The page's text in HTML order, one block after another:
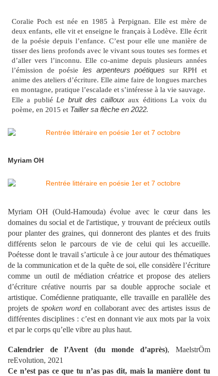
Coralie Poch est née en 1985 à Perpignan. Elle est mère de
deux enfants, elle vit et enseigne le français à Lodève. Elle écrit
de la poésie depuis l’enfance. C’est pour elle une manière de
tisser des liens profonds avec le vivant sous toutes ses formes et
d’aller vers l’inconnu. Elle co-anime depuis plusieurs années
l’émission de poésie les arpenteurs poétiquessur RPH et
anime des ateliers d’écriture. Elle aime faire de longues marches
en montagne, pratique l’escalade et s’intéresse à la vie sauvage.
Elle a publiéLe bruit des caillouxaux éditions La voix du
poème, en 2015 et Tailler sa flèche en 2022.
Myriam OH
Myriam OH (Ould-Hamouda) évolue avec le cœur dans les
domaines du social et de l'artistique, y trouvant de précieux outils
pour planter des graines, qui donneront des plantes et des fruits
différents selon le parcours de vie de celui qui les accueille.
Poétesse dont le travail s’articule à ce jour autour des thématiques
de la communication et de la quête de soi, elle considère l’écriture
comme un outil de médiation créatrice et propose des ateliers
d’écriture créative nourris par sa double approche sociale et
artistique. Comédienne pratiquante, elle travaille en parallèle des
projets de spoken word en collaborant avec des artistes issus de
différentes disciplines : c’est en donnant vie aux mots par la voix
et par le corps qu’elle vibre au plus haut.
Calendrier de l’Avent (du monde d’après), MaelstrÖm
reEvolution, 2021
Ce n’est pas ce que tu n’as pas dit, mais la manière dont tu